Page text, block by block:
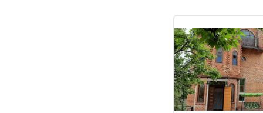
mse2_filter_msoption_pansionatyi_dlya_pozhilyix_gulyajpole
mse2_filter_msoption_reabilitaczionnyie_czentryi_orexov
mse2_filter_msoption_xospisyi_pologi